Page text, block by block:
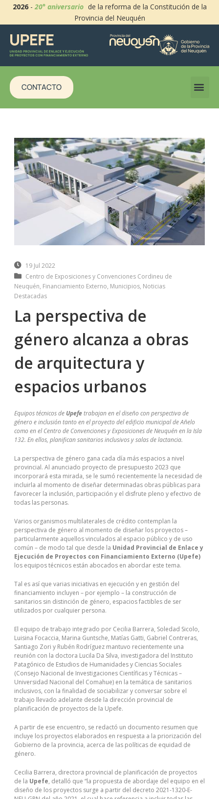
2026-20° aniversario de la reforma de la Constitución de la
Provincia del Neuquén
CONTACTO
19 Jul 2022
Centro de Exposiciones y Convenciones Cordineu de
Neuquén, Financiamiento Externo, Municipios, Noticias
Destacadas
La perspectiva de
género alcanza a obras
de arquitectura y
espacios urbanos
Equipos técnicos de Upefetrabajan en el diseño con perspectiva de
género e inclusión tanto en el proyecto del edificio municipal de Añelo
como en el Centro de Convenciones y Exposiciones de Neuquén en la Isla
132. En ellos, planifican sanitarios inclusivos y salas de lactancia.
La perspectiva de género gana cada día más espacios a nivel
provincial. Al anunciado proyecto de presupuesto 2023 que
incorporará esta mirada, se le sumó recientemente la necesidad de
incluirla al momento de diseñar determinadas obras públicas para
favorecer la inclusión, participación y el disfrute pleno y efectivo de
todas las personas.
Varios organismos multilaterales de crédito contemplan la
perspectiva de género al momento de diseñar los proyectos –
particularmente aquellos vinculados al espacio público y de uso
común – de modo tal que desde la Unidad Provincial de Enlace y
Ejecución de Proyectos con Financiamiento Externo (Upefe)
los equipos técnicos están abocados en abordar este tema.
Tal es así que varias iniciativas en ejecución y en gestión del
financiamiento incluyen – por ejemplo – la construcción de
sanitarios sin distinción de género, espacios factibles de ser
utilizados por cualquier persona.
El equipo de trabajo integrado por Cecilia Barrera, Soledad Sicolo,
Luisina Focaccia, Marina Guntsche, Matías Gatti, Gabriel Contreras,
Santiago Zori y Rubén Rodríguez mantuvo recientemente una
reunión con la doctora Lucila Da Silva, investigadora del Instituto
Patagónico de Estudios de Humanidades y Ciencias Sociales
(Consejo Nacional de Investigaciones Científicas y Técnicas –
Universidad Nacional del Comahue) en la temática de sanitarios
inclusivos, con la finalidad de sociabilizar y conversar sobre el
trabajo llevado adelante desde la dirección provincial de
planificación de proyectos de la Upefe.
A partir de ese encuentro, se redactó un documento resumen que
incluye los proyectos elaborados en respuesta a la priorización del
Gobierno de la provincia, acerca de las políticas de equidad de
género.
Cecilia Barrera, directora provincial de planificación de proyectos
de la Upefe, detalló que “la propuesta de abordaje del equipo en el
diseño de los proyectos surge a partir del decreto 2021-1320-E-